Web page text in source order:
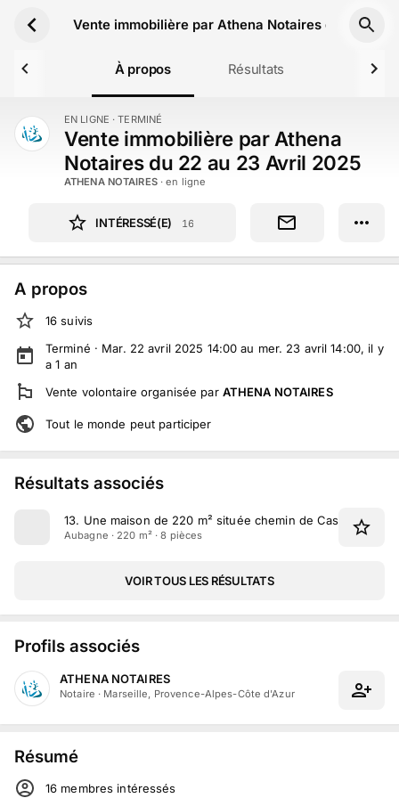
Vente immobilière par Athena Notaires du 22 au
À propos Résultats
TERMINÉ EN LIGNE · TERMINÉ
Vente immobilière par Athena
Notaires du 22 au 23 Avril 2025
ATHENA NOTAIRES· en ligne
INTÉRESSÉ(E) 16
A propos
16 suivis
Terminé · Mar. 22 avril 2025 14:00 au mer. 23 avril 14:00, il y
a1 an
Vente volontaire organisée par ATHENA NOTAIRES
Tout le monde peut participer
Résultats associés
13. Une maison de 220 m² située chemin de Cassis à
Aubagne · 220 m² · 8 pièces
VOIR TOUS LES RÉSULTATS
Profils associés
ATHENA NOTAIRES
Notaire · Marseille, Provence-Alpes-Côte d'Azur
Résumé
16 membres intéressés